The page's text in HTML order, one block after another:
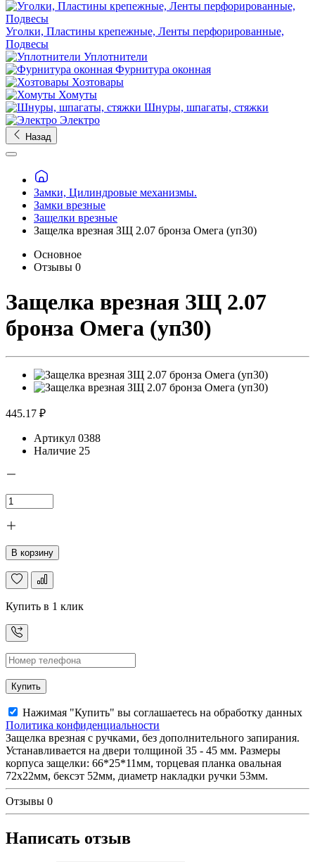
Уголки, Пластины крепежные, Ленты перфорированные,
Подвесы
Уплотнители
Фурнитура оконная
Хозтовары
Хомуты
Шнуры, шпагаты, стяжки
Электро
Назад
Замки, Цилиндровые механизмы.
Замки врезные
Защелки врезные
Защелка врезная ЗЩ 2.07 бронза Омега (уп30)
Основное
Отзывы 0
Защелка врезная ЗЩ 2.07
бронза Омега (уп30)
445.17 ₽
Артикул 0388
Наличие 25
В корзину
Купить в 1 клик
Купить
Нажимая "Купить" вы соглашаетесь на обработку данных
Политика конфиденциальности
Защелка врезная с ручками, без дополнительного запирания.
Устанавливается на двери толщиной 35 - 45 мм. Размеры
корпуса защелки: 66*25*11мм, торцевая планка овальная
72х22мм, бексэт 52мм, диаметр накладки ручки 53мм.
Отзывы 0
Написать отзыв